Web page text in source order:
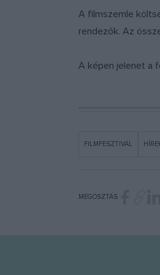
A filmszemle
rendezők. Az
A képen jelenet a
FILMFESZTIVÁL
MEGOSZTÁS